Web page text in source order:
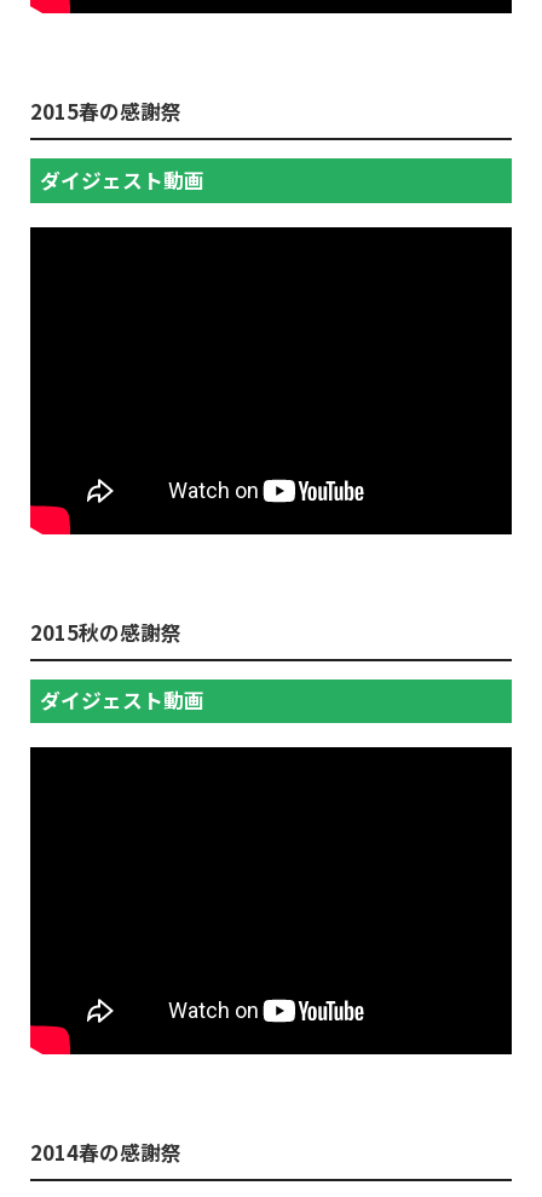
2015春の感謝祭
ダイジェスト動画
2015秋の感謝祭
ダイジェスト動画
2014春の感謝祭